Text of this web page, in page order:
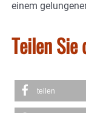
einem
Teilen
teilen